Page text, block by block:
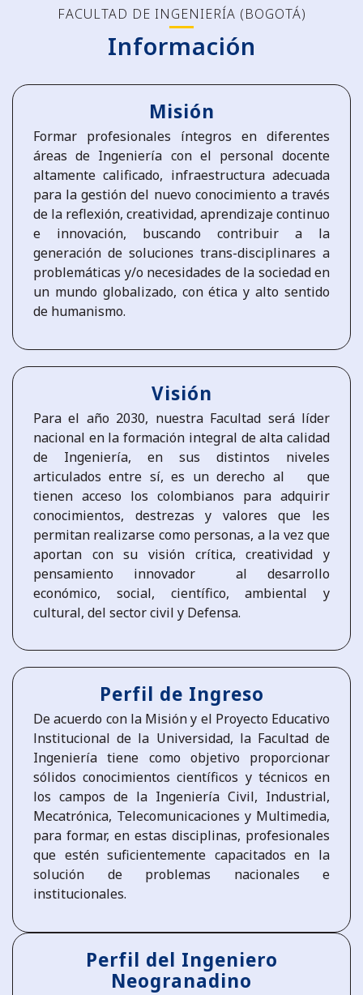
FACULTAD DE INGENIERÍA (BOGOTÁ)
Información
Misión
Formar profesionales íntegros en diferentes
áreas de Ingeniería con el personal docente
altamente calificado, infraestructura adecuada
para la gestión del nuevo conocimiento a través
de la reflexión, creatividad, aprendizaje continuo
e innovación, buscando contribuir a la
generación de soluciones trans-disciplinares a
problemáticas y/o necesidades de la sociedad en
un mundo globalizado, con ética y alto sentido
de humanismo.
Visión
Para el año 2030, nuestra Facultad será líder
nacional en la formación integral de alta calidad
de Ingeniería, en sus distintos niveles
articulados entre sí, es un derecho al que
tienen acceso los colombianos para adquirir
conocimientos, destrezas y valores que les
permitan realizarse como personas, a la vez que
aportan con su visión crítica, creatividad y
pensamiento innovador al desarrollo
económico, social, científico, ambiental y
cultural, del sector civil y Defensa.
Perfil de Ingreso
De acuerdo con la Misión y el Proyecto Educativo
lnstitucional de la Universidad, la Facultad de
Ingeniería tiene como objetivo proporcionar
sólidos conocimientos científicos y técnicos en
los campos de la Ingeniería Civil, Industrial,
Mecatrónica, Telecomunicaciones y Multimedia,
para formar, en estas disciplinas, profesionales
que estén suficientemente capacitados en la
solución de problemas nacionales e
institucionales.
Perfil del Ingeniero
Neogranadino